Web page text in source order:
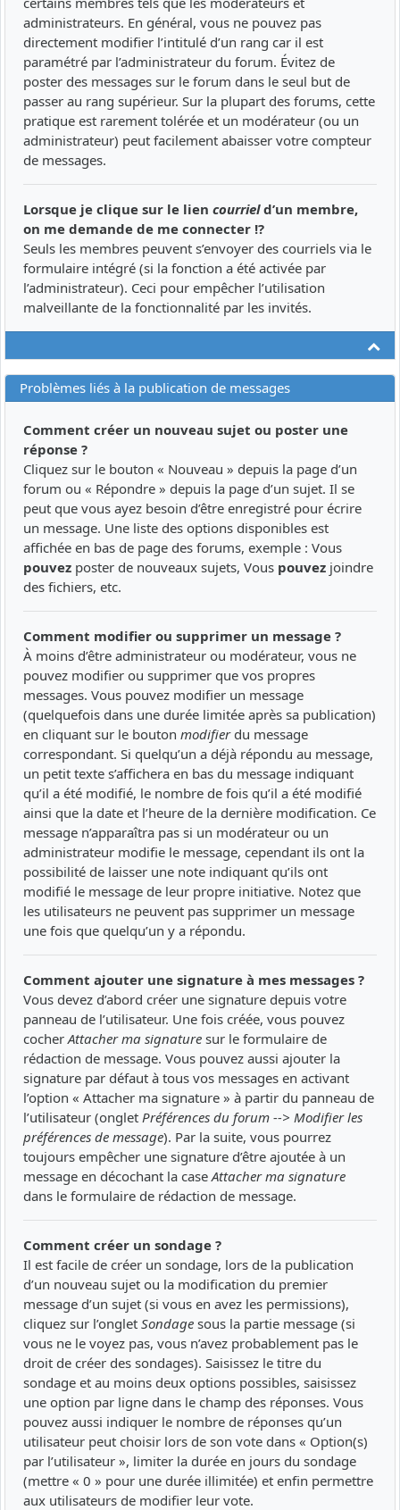
administrateurs. En général, vous ne pouvez pas
directement modifier l’intitulé d’un rang car il est
paramétré par l’administrateur du forum. Évitez de
poster des messages sur le forum dans le seul but de
passer au rang supérieur. Sur la plupart des forums, cette
pratique est rarement tolérée et un modérateur (ou un
administrateur) peut facilement abaisser votre compteur
de messages.
Lorsque je clique sur le lien courrield’un membre,
on me demande de me connecter !?
Seuls les membres peuvent s’envoyer des courriels via le
formulaire intégré (si la fonction a été activée par
l’administrateur). Ceci pour empêcher l’utilisation
malveillante de la fonctionnalité par les invités.
Problèmes liés à la publication de messages
Comment créer un nouveau sujet ou poster une
réponse ?
Cliquez sur le bouton « Nouveau » depuis la page d’un
forum ou « Répondre » depuis la page d’un sujet. Il se
peut que vous ayez besoin d’être enregistré pour écrire
un message. Une liste des options disponibles est
affichée en bas de page des forums, exemple : Vous
pouvez poster de nouveaux sujets, Vous pouvez joindre
des fichiers, etc.
Comment modifier ou supprimer un message ?
À moins d’être administrateur ou modérateur, vous ne
pouvez modifier ou supprimer que vos propres
messages. Vous pouvez modifier un message
(quelquefois dans une durée limitée après sa publication)
en cliquant sur le bouton modifierdu message
correspondant. Si quelqu’un a déjà répondu au message,
un petit texte s’affichera en bas du message indiquant
qu’il a été modifié, le nombre de fois qu’il a été modifié
ainsi que la date et l’heure de la dernière modification. Ce
message n’apparaîtra pas si un modérateur ou un
administrateur modifie le message, cependant ils ont la
possibilité de laisser une note indiquant qu’ils ont
modifié le message de leur propre initiative. Notez que
les utilisateurs ne peuvent pas supprimer un message
une fois que quelqu’un y a répondu.
Comment ajouter une signature à mes messages ?
Vous devez d’abord créer une signature depuis votre
panneau de l’utilisateur. Une fois créée, vous pouvez
cocher Attacher ma signature sur le formulaire de
rédaction de message. Vous pouvez aussi ajouter la
signature par défaut à tous vos messages en activant
l’option « Attacher ma signature » à partir du panneau de
l’utilisateur (onglet Préférences du forum --> Modifier les
préférences de message). Par la suite, vous pourrez
toujours empêcher une signature d’être ajoutée à un
message en décochant la case Attacher ma signature
dans le formulaire de rédaction de message.
Comment créer un sondage ?
Il est facile de créer un sondage, lors de la publication
d’un nouveau sujet ou la modification du premier
message d’un sujet (si vous en avez les permissions),
cliquez sur l’onglet Sondage sous la partie message (si
vous ne le voyez pas, vous n’avez probablement pas le
droit de créer des sondages). Saisissez le titre du
sondage et au moins deux options possibles, saisissez
une option par ligne dans le champ des réponses. Vous
pouvez aussi indiquer le nombre de réponses qu’un
utilisateur peut choisir lors de son vote dans « Option(s)
par l’utilisateur », limiter la durée en jours du sondage
(mettre « 0 » pour une durée illimitée) et enfin permettre
aux utilisateurs de modifier leur vote.